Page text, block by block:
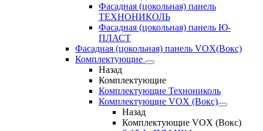
Фасадная (цокольная) панель
ТЕХНОНИКОЛЬ
Фасадная (цокольная) панель Ю-
ПЛАСТ
Фасадная (цокольная) панель VOX(Вокс)
Комплектующие
Назад
Комплектующие
Комплектующие Технониколь
Комплектующие VOX (Вокс)
Назад
Комплектующие VOX (Вокс)